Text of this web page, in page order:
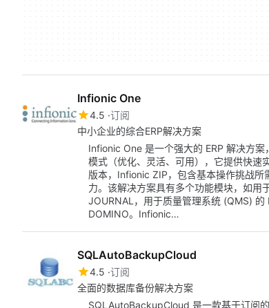
Infionic One
4.5 订阅
中小企业的综合ERP解决方案
Infionic One 是一个强大的 ERP 解决方
模式（优化、灵活、可用），它提供快速
版本，Infionic ZIP，包含基本操作挑战所
力。该解决方案具有多个功能模块，如
JOURNAL，用于质量管理系统 (QMS)
DOMINO。Infionic…
SQLAutoBackupCloud
4.5 订阅
全面的数据库备份解决方案
SQLAutoBackupCloud 是一款基于订阅